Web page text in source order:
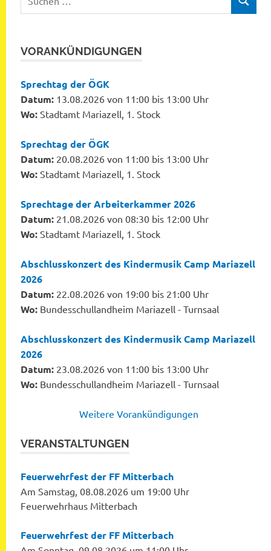
nach:
SUCHEN
VORANKÜNDIGUNGEN
Sprechtag der ÖGK
Datum: 13.08.2026 von 11:00 bis 13:00 Uhr
Wo: Stadtamt Mariazell, 1. Stock
Sprechtag der ÖGK
Datum: 20.08.2026 von 11:00 bis 13:00 Uhr
Wo: Stadtamt Mariazell, 1. Stock
Sprechtage der Arbeiterkammer 2026
Datum: 21.08.2026 von 08:30 bis 12:00 Uhr
Wo: Stadtamt Mariazell, 1. Stock
Abschlusskonzert des Kindermusik Camp Mariazell
2026
Datum: 22.08.2026 von 19:00 bis 21:00 Uhr
Wo: Bundesschullandheim Mariazell - Turnsaal
Abschlusskonzert des Kindermusik Camp Mariazell
2026
Datum: 23.08.2026 von 11:00 bis 13:00 Uhr
Wo: Bundesschullandheim Mariazell - Turnsaal
Weitere Vorankündigungen
VERANSTALTUNGEN
Feuerwehrfest der FF Mitterbach
Am Samstag, 08.08.2026 um 19:00 Uhr
Feuerwehrhaus Mitterbach
Feuerwehrfest der FF Mitterbach